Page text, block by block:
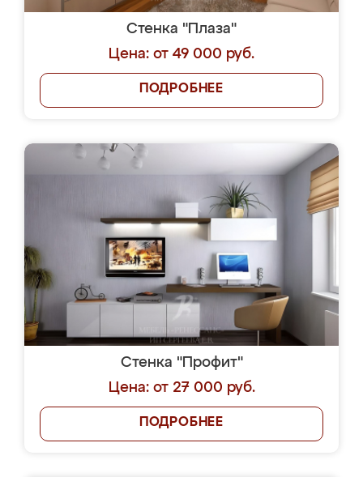
Стенка "Плаза"
Цена: от 49 000 руб.
ПОДРОБНЕЕ
Стенка "Профит"
Цена: от 27 000 руб.
ПОДРОБНЕЕ